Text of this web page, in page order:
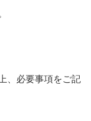
、必要事項をご記